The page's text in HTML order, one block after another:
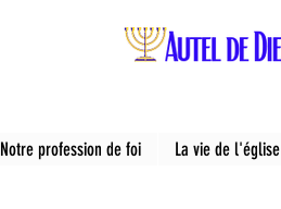
Notre profession de foi La vie de l'église